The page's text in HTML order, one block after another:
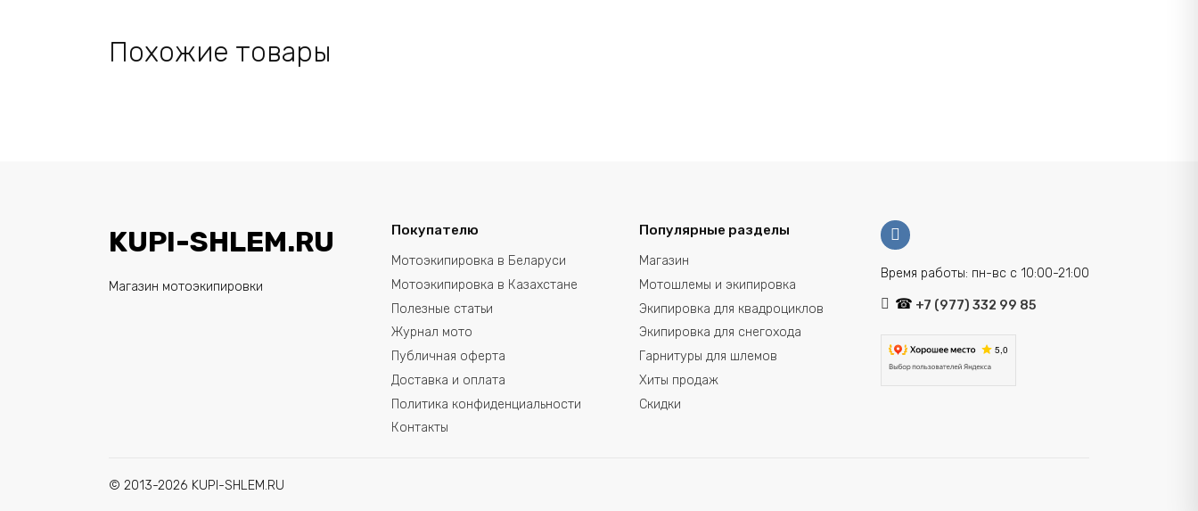
Похожие товары
KUPI-SHLEM.RU
Магазин мотоэкипировки
Покупателю
Мотоэкипировка в Беларуси
Мотоэкипировка в Казахстане
Полезные статьи
Журнал мото
Публичная оферта
Доставка и оплата
Политика конфиденциальности
Контакты
Популярные разделы
Магазин
Мотошлемы и экипировка
Экипировка для квадроциклов
Экипировка для снегохода
Гарнитуры для шлемов
Хиты продаж
Скидки
Время работы: пн-вс с 10:00-21:00
+7 (977) 332 99 85
© 2013-2026 KUPI-SHLEM.RU